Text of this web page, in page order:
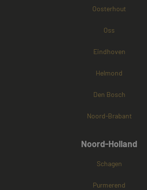
Oosterhout
Oss
Eindhoven
Helmond
Den Bosch
Noord-Brabant
Noord-Holland
Schagen
Purmerend